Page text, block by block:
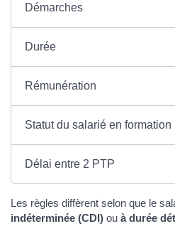
Démarches
Durée
Rémunération
Statut du salarié en formation
Délai entre 2 PTP
Les règles diffèrent selon que le
indéterminée (CDI) ou à durée